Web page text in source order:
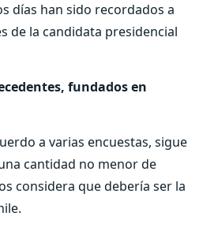
días han sido recordados a
de la candidata presidencial
fundados en
a varias encuestas, sigue
cantidad no menor de
considera que debería ser la